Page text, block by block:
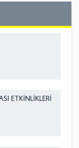
ETKİNLİKLERİ